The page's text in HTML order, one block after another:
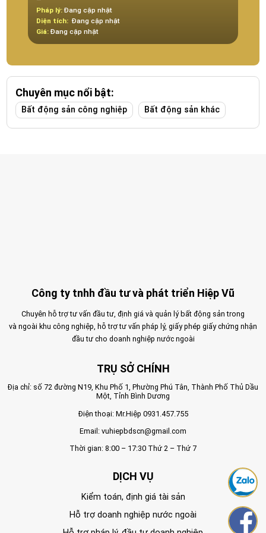
Pháp lý: Đang cập nhật
Diện tích: Đang cập nhật
Giá: Đang cập nhật
Chuyên mục nổi bật:
Bất động sản công nghiệp Bất động sản khác
Công ty tnhh đầu tư và phát triển Hiệp Vũ
Chuyên hỗ trợ tư vấn đầu tư, định giá và quản lý bất động sản trong
và ngoài khu công nghiệp, hỗ trợ tư vấn pháp lý, giấy phép giấy chứng nhận
đầu tư cho doanh nghiệp nước ngoài
TRỤ SỞ CHÍNH
Địa chỉ: số 72 đường N19, Khu Phố 1, Phường Phú Tân, Thành Phố Thủ Dầu
Một, Tỉnh Bình Dương
Điện thoại: Mr.Hiệp 0931.457.755
Email: vuhiepbdscn@gmail.com
Thời gian: 8:00 – 17:30 Thứ 2 – Thứ 7
DỊCH VỤ
Kiểm toán, định giá tài sản
Hỗ trợ doanh nghiệp nước ngoài